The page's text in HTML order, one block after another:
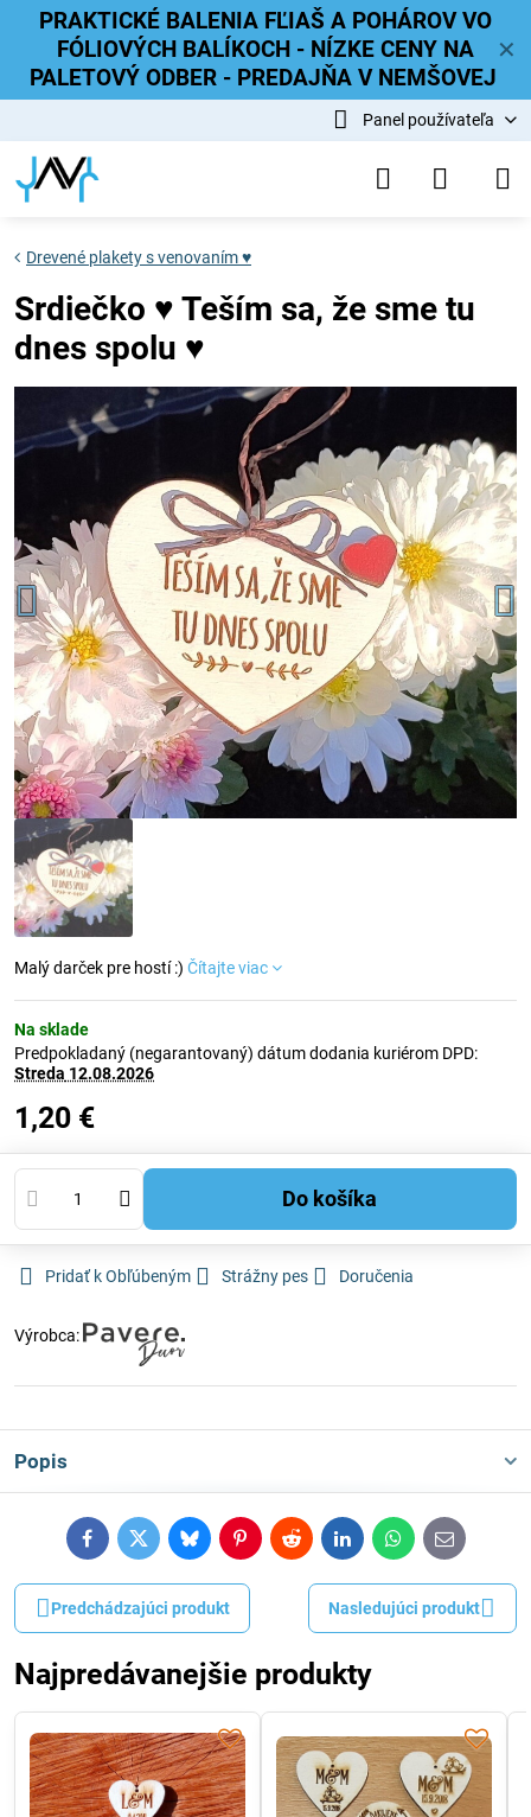
✕
PRAKTICKÉ BALENIA FĽIAŠ A POHÁROV VO
FÓLIOVÝCH BALÍKOCH - NÍZKE CENY NA
PALETOVÝ ODBER - PREDAJŇA V NEMŠOVEJ
Panel používateľa
Drevené plakety s venovaním ♥
Srdiečko ♥ Teším sa, že sme tu
dnes spolu ♥
Malý darček pre hostí :) Čítajte viac
Na sklade
Predpokladaný (negarantovaný) dátum dodania kuriérom DPD:
Streda 12.08.2026
1,20 €
Do košíka
Pridať k Obľúbeným Strážny pes Doručenia
Výrobca:
Popis
FacebookTwitterBlueskyPinterestRedditLinkedInWhatsApp
E-
mail
Predchádzajúci produkt Nasledujúci produkt
Najpredávanejšie produkty